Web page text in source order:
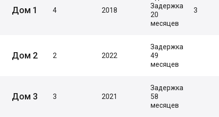
Дом 1 4 2018
Задержка
20
месяцев
3
Дом 2 2 2022
Задержка
49
месяцев
Дом 3 3 2021
Задержка
58
месяцев